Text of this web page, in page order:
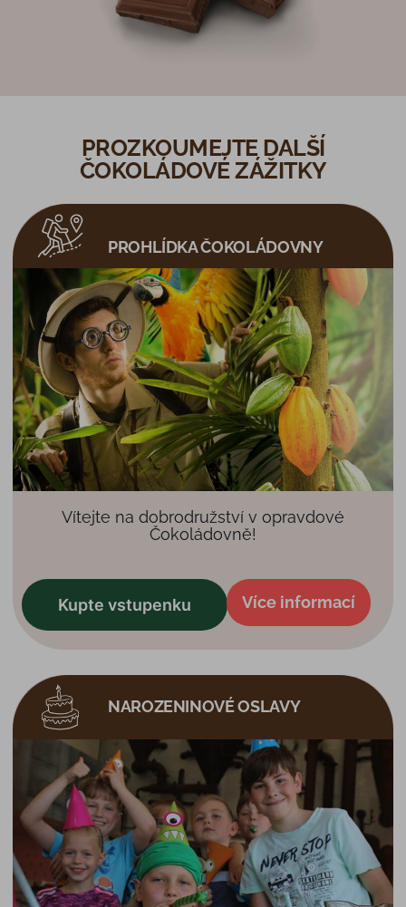
PROZKOUMEJTE DALŠÍ
ČOKOLÁDOVÉ ZÁŽITKY
PROHLÍDKA ČOKOLÁDOVNY
Vítejte na dobrodružství v opravdové
Čokoládovně!
Kupte vstupenku Více informací
NAROZENINOVÉ OSLAVY